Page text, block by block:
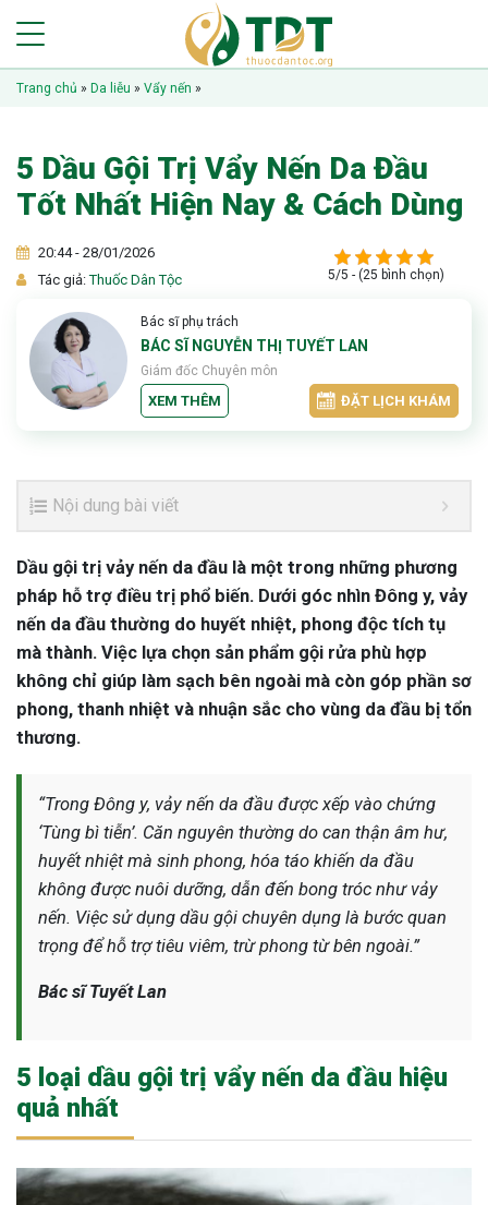
Trang chủ » Da liễu » Vẩy nến »
5 Dầu Gội Trị Vẩy Nến Da Đầu
Tốt Nhất Hiện Nay & Cách Dùng
20:44 - 28/01/2026
Tác giả:Thuốc Dân Tộc 5/5 - (25 bình chọn)
Bác sĩ phụ trách
BÁC SĨ NGUYỄN THỊ TUYẾT LAN
Giám đốc Chuyên môn
XEM THÊM ĐẶT LỊCH KHÁM
Nội dung bài viết
Dầu gội trị vảy nến da đầu là một trong những phương
pháp hỗ trợ điều trị phổ biến. Dưới góc nhìn Đông y, vảy
nến da đầu thường do huyết nhiệt, phong độc tích tụ
mà thành. Việc lựa chọn sản phẩm gội rửa phù hợp
không chỉ giúp làm sạch bên ngoài mà còn góp phần sơ
phong, thanh nhiệt và nhuận sắc cho vùng da đầu bị tổn
thương.
“Trong Đông y, vảy nến da đầu được xếp vào chứng
‘Tùng bì tiễn’. Căn nguyên thường do can thận âm hư,
huyết nhiệt mà sinh phong, hóa táo khiến da đầu
không được nuôi dưỡng, dẫn đến bong tróc như vảy
nến. Việc sử dụng dầu gội chuyên dụng là bước quan
trọng để hỗ trợ tiêu viêm, trừ phong từ bên ngoài.”
Bác sĩ Tuyết Lan
5 loại dầu gội trị vẩy nến da đầu hiệu
quả nhất